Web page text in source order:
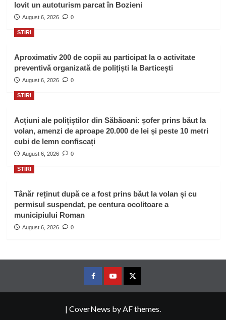
lovit un autoturism parcat în Bozieni
August 6, 2026 0
STIRI
Aproximativ 200 de copii au participat la o activitate
preventivă organizată de polițiști la Barticești
August 6, 2026 0
STIRI
Acțiuni ale polițiștilor din Săbăoani: șofer prins băut la
volan, amenzi de aproape 20.000 de lei și peste 10 metri
cubi de lemn confiscați
August 6, 2026 0
STIRI
Tânăr reținut după ce a fost prins băut la volan și cu
permisul suspendat, pe centura ocolitoare a
municipiului Roman
August 6, 2026 0
FacebookYoutubeTwitter
| CoverNews by AF themes.